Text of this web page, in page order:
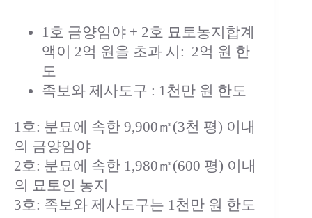
1호 금양임야 + 2호 묘토농지합계
액이 2억 원을 초과 시: 2억 원 한
도
족보와 제사도구 : 1천만 원 한도
1호: 분묘에 속한 9,900㎡(3천 평) 이내
의 금양임야
2호: 분묘에 속한 1,980㎡(600 평) 이내
의 묘토인 농지
3호: 족보와 제사도구는 1천만 원 한도